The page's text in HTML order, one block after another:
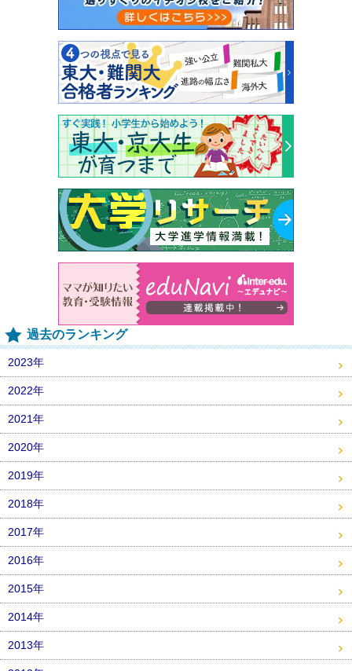
過去のランキング
2023年
2022年
2021年
2020年
2019年
2018年
2017年
2016年
2015年
2014年
2013年